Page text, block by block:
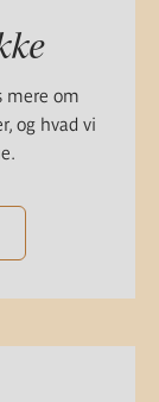
mere om
og hvad vi